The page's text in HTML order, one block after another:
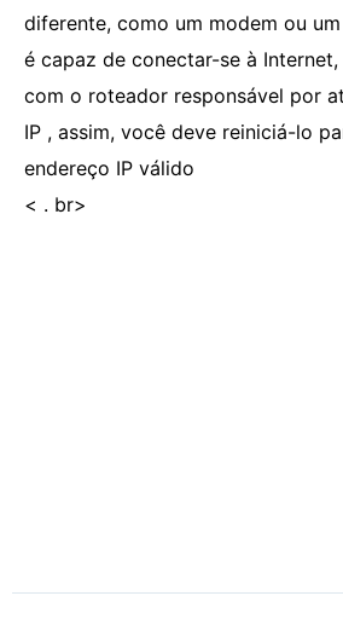
diferente, como um modem ou
é capaz de conectar-se à
com o roteador responsável por
IP , assim, você deve reiniciá-lo
endereço IP válido
< . br>